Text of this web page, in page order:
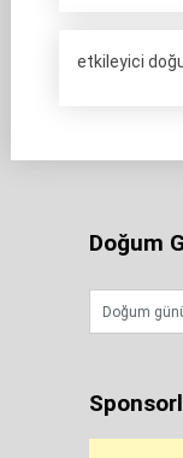
etkileyici
Doğum